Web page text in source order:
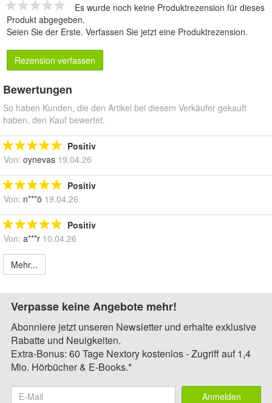
Es wurde noch keine Produktrezension für dieses
Produkt abgegeben.
Seien Sie der Erste. Verfassen Sie jetzt eine Produktrezension.
Rezension verfassen
Bewertungen
So haben Kunden, die den Artikel bei diesem Verkäufer gekauft
haben, den Kauf bewertet.
Positiv
Von: oynevas 19.04.26
Positiv
Von: n***ö 19.04.26
Positiv
Von: a***r 10.04.26
Mehr...
Verpasse keine Angebote mehr!
Abonniere jetzt unseren Newsletter und erhalte exklusive
Rabatte und Neuigkeiten.
Extra-Bonus: 60 Tage Nextory kostenlos - Zugriff auf 1,4
Mio. Hörbücher & E-Books.*
Anmelden